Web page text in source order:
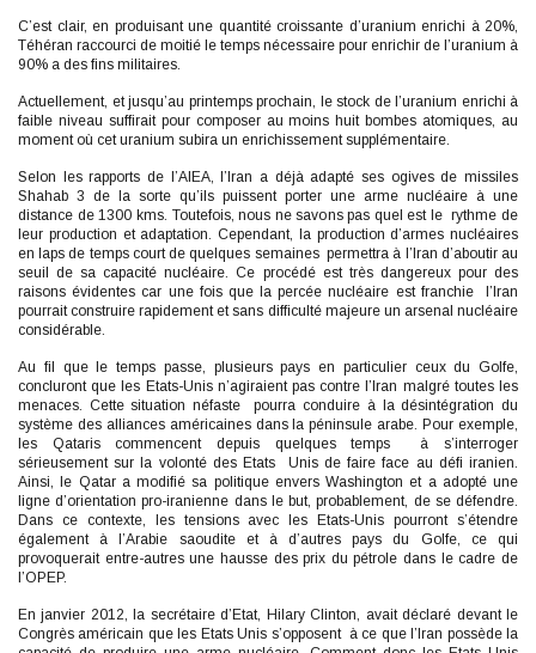
C’est clair, en produisant une quantité croissante d’uranium enrichi à 20%,
Téhéran raccourci de moitié le temps nécessaire pour enrichir de l’uranium à
90% a des fins militaires.
Actuellement, et jusqu’au printemps prochain, le stock de l’uranium enrichi à
faible niveau suffirait pour composer au moins huit bombes atomiques, au
moment où cet uranium subira un enrichissement supplémentaire.
Selon les rapports de l’AIEA, l’Iran a déjà adapté ses ogives de missiles
Shahab 3 de la sorte qu’ils puissent porter une arme nucléaire à une
distance de 1300 kms. Toutefois, nous ne savons pas quel est le rythme de
leur production et adaptation. Cependant, la production d’armes nucléaires
en laps de temps court de quelques semaines permettra à l’Iran d’aboutir au
seuil de sa capacité nucléaire. Ce procédé est très dangereux pour des
raisons évidentes car une fois que la percée nucléaire est franchie l’Iran
pourrait construire rapidement et sans difficulté majeure un arsenal nucléaire
considérable.
Au fil que le temps passe, plusieurs pays en particulier ceux du Golfe,
concluront que les Etats-Unis n’agiraient pas contre l’Iran malgré toutes les
menaces. Cette situation néfaste pourra conduire à la désintégration du
système des alliances américaines dans la péninsule arabe. Pour exemple,
les Qataris commencent depuis quelques temps à s’interroger
sérieusement sur la volonté des Etats Unis de faire face au défi iranien.
Ainsi, le Qatar a modifié sa politique envers Washington et a adopté une
ligne d’orientation pro-iranienne dans le but, probablement, de se défendre.
Dans ce contexte, les tensions avec les Etats-Unis pourront s’étendre
également à l’Arabie saoudite et à d’autres pays du Golfe, ce qui
provoquerait entre-autres une hausse des prix du pétrole dans le cadre de
l’OPEP.
En janvier 2012, la secrétaire d’Etat, Hilary Clinton, avait déclaré devant le
Congrès américain que les Etats Unis s’opposent à ce que l’Iran possède la